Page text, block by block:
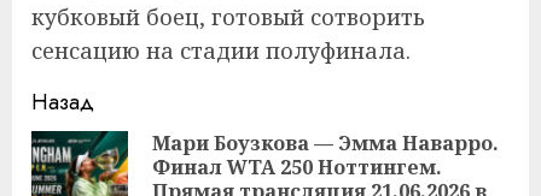
кубковый боец, готовый сотворить
сенсацию на стадии полуфинала.
Продолжить
чтение
Назад
Мари Боузкова — Эмма Наварро.
Финал WTA 250 Ноттингем.
Прямая трансляция 21.06.2026 в